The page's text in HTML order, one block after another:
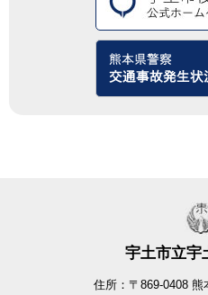
宇土市立宇
住所：〒869-0408